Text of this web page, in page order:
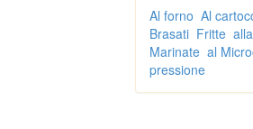
Al forno Al
Brasati Fritte
Marinate al
pressione